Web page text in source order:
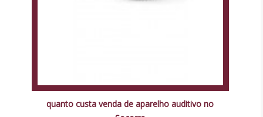
quanto custa venda de aparelho auditivo no